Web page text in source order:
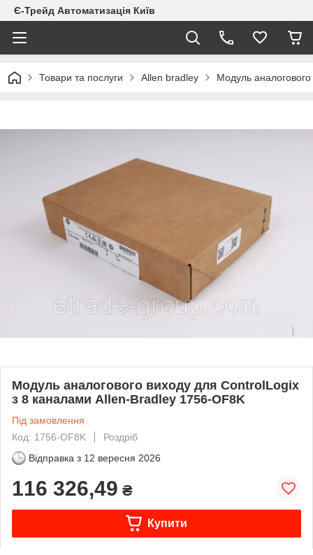
Є-Трейд Автоматизація Київ
Товари та послуги Allen bradley Модуль
Модуль аналогового виходу для ControlLogix
з 8 каналами Allen-Bradley 1756-OF8K
Під замовлення
Код: 1756-OF8K
Роздріб
Відправка з 12 вересня 2026
116 326,49 ₴
Купити